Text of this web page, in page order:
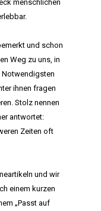
menschlichen
und schon
Weg zu uns, in
ihnen fragen
Stolz nennen
antwortet:
Zeiten oft
und wir
einem kurzen
„Passt auf